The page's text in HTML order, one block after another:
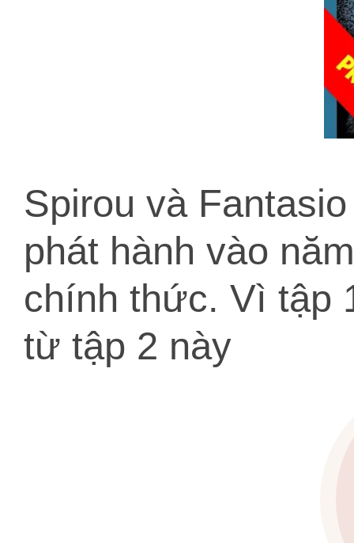
Spirou và
phát hành vào
chính thức. Vì tập
từ tập 2 này